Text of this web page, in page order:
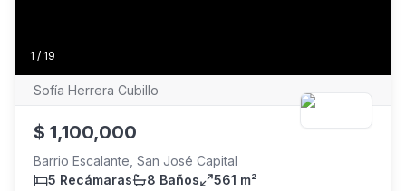
1 / 19
Sofía Herrera Cubillo
$ 1,100,000
Barrio Escalante, San José Capital
5 Recámaras
8 Baños
561 m²